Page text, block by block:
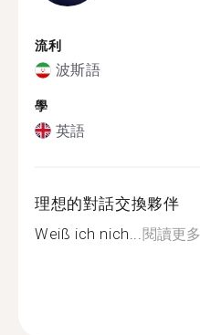
流利
波斯語
學
英語
理想的對話交換夥伴
Weiß ich nich... 閱讀更多